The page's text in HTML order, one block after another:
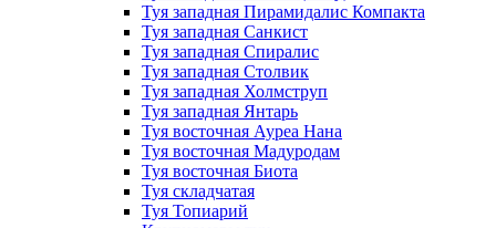
Туя западная Пирамидалис Компакта
Туя западная Санкист
Туя западная Спиралис
Туя западная Столвик
Туя западная Холмструп
Туя западная Янтарь
Туя восточная Ауреа Нана
Туя восточная Мадуродам
Туя восточная Биота
Туя складчатая
Туя Топиарий